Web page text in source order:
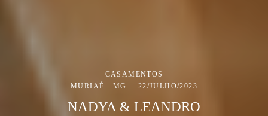
CASAMENTOS
MURIAÉ - MG
22/JULHO/2023
NADYA & LEANDRO